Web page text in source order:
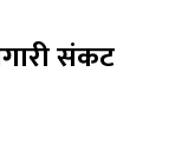
संकट